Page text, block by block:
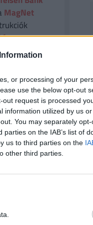
or processing of your
use the below opt-out
request is processed
information utilized by us
You may separately
on the IAB’s list of
us to third parties on the
other third parties.
MagNet
a férfiak is
főként a nőkre
helyzetű
A rendszer